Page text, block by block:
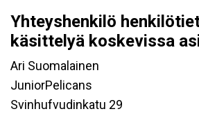
Yhteyshenkilö
käsittelyä koskevissa
Ari Suomalainen
JuniorPelicans
Svinhufvudinkatu 29